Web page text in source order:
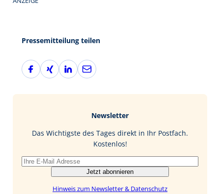
Pressemitteilung teilen
F
a
X
i
L
i
I
E
-
Newsletter
Das Wichtigste des Tages direkt in Ihr Postfach.
Kostenlos!
Jetzt abonnieren
Hinweis zum Newsletter & Datenschutz